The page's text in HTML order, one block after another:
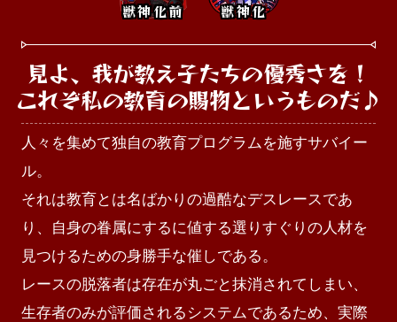
獣神化前 獣神化
見よ、我が教え子たちの優秀さを！
これぞ私の教育の賜物というものだ♪
人々を集めて独自の教育プログラムを施すサバイー
ル。
それは教育とは名ばかりの過酷なデスレースであ
り、自身の眷属にするに値する選りすぐりの人材を
見つけるための身勝手な催しである。
レースの脱落者は存在が丸ごと抹消されてしまい、
生存者のみが評価されるシステムであるため、実際